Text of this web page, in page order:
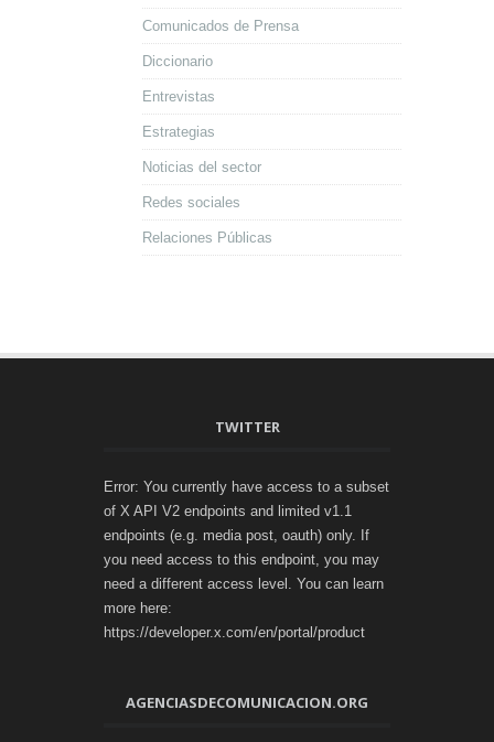
Comunicados de Prensa
Diccionario
Entrevistas
Estrategias
Noticias del sector
Redes sociales
Relaciones Públicas
TWITTER
Error: You currently have access to a subset
of X API V2 endpoints and limited v1.1
endpoints (e.g. media post, oauth) only. If
you need access to this endpoint, you may
need a different access level. You can learn
more here:
https://developer.x.com/en/portal/product
AGENCIASDECOMUNICACION.ORG